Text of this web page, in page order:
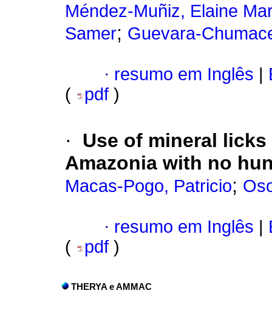
Méndez-Muñiz, Elaine
Samer; Guevara-
· resumo em Inglês
(
pdf )
·
Use of mineral
Amazonia with no
Macas-Pogo, Patricio;
· resumo em Inglês
(
pdf )
THERYA e AMMAC